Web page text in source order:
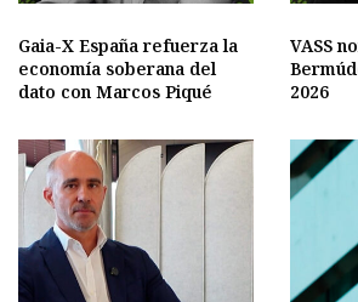
Gaia-X España refuerza la
economía soberana del
dato con Marcos Piqué
VASS
2026